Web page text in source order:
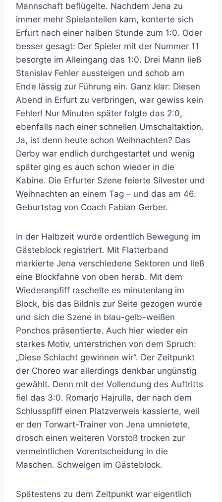
Mannschaft beflügelte. Nachdem Jena zu
immer mehr Spielanteilen kam, konterte sich
Erfurt nach einer halben Stunde zum 1:0. Oder
besser gesagt: Der Spieler mit der Nummer 11
besorgte im Alleingang das 1:0. Drei Mann ließ
Stanislav Fehler aussteigen und schob am
Ende lässig zur Führung ein. Ganz klar: Diesen
Abend in Erfurt zu verbringen, war gewiss kein
Fehler! Nur Minuten später folgte das 2:0,
ebenfalls nach einer schnellen Umschaltaktion.
Ja, ist denn heute schon Weihnachten? Das
Derby war endlich durchgestartet und wenig
später ging es auch schon wieder in die
Kabine. Die Erfurter Szene feierte Silvester und
Weihnachten an einem Tag – und das am 46.
Geburtstag von Coach Fabian Gerber.
In der Halbzeit wurde ordentlich Bewegung im
Gästeblock registriert. Mit Flatterband
markierte Jena verschiedene Sektoren und ließ
eine Blockfahne von oben herab. Mit dem
Wiederanpfiff raschelte es minutenlang im
Block, bis das Bildnis zur Seite gezogen wurde
und sich die Szene in blau-gelb-weißen
Ponchos präsentierte. Auch hier wieder ein
starkes Motiv, unterstrichen von dem Spruch:
„Diese Schlacht gewinnen wir“. Der Zeitpunkt
der Choreo war allerdings denkbar ungünstig
gewählt. Denn mit der Vollendung des Auftritts
fiel das 3:0. Romarjo Hajrulla, der nach dem
Schlusspfiff einen Platzverweis kassierte, weil
er den Torwart-Trainer von Jena umnietete,
drosch einen weiteren Vorstoß trocken zur
vermeintlichen Vorentscheidung in die
Maschen. Schweigen im Gästeblock.
Spätestens zu dem Zeitpunkt war eigentlich